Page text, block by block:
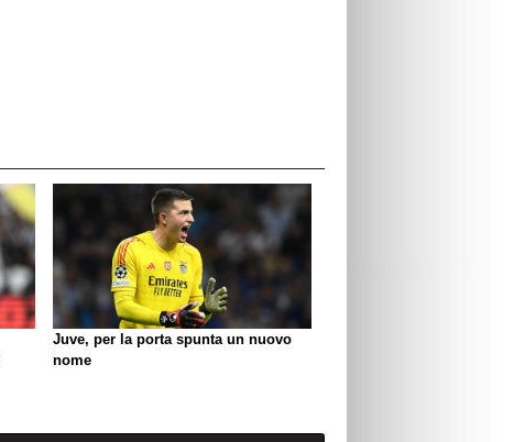
Juve, per la porta spunta un nuovo
nome